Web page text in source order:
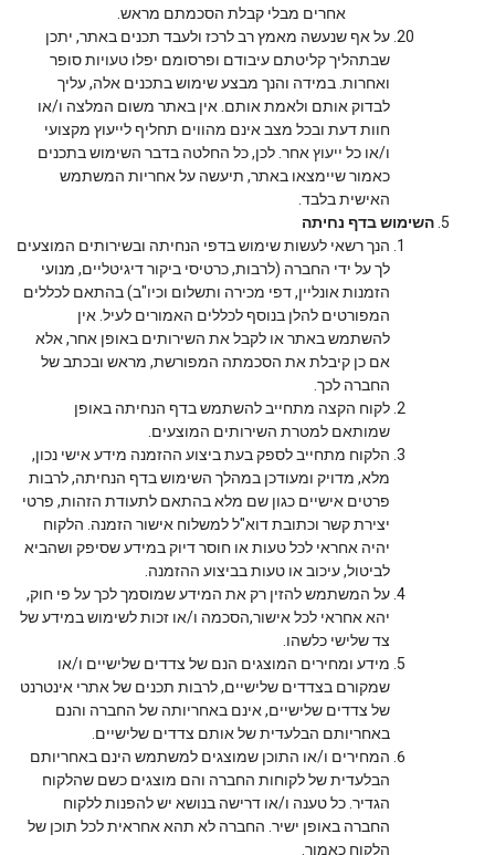
אחרים מבלי קבלת הסכמתם מראש.
על אף שנעשה מאמץ רב לרכז ולעבד תכנים באתר, יתכן
שבתהליך קליטתם עיבודם ופרסומם יפלו טעויות סופר
ואחרות. במידה והנך מבצע שימוש בתכנים אלה, עליך
לבדוק אותם ולאמת אותם. אין באתר משום המלצה ו/או
חוות דעת ובכל מצב אינם מהווים תחליף לייעוץ מקצועי
ו/או כל ייעוץ אחר. לכן, כל החלטה בדבר השימוש בתכנים
כאמור שיימצאו באתר, תיעשה על אחריות המשתמש
האישית בלבד.
השימוש בדף נחיתה
הנך רשאי לעשות שימוש בדפי הנחיתה ובשירותים המוצעים
לך על ידי החברה (לרבות, כרטיסי ביקור דיגיטליים, מנועי
הזמנות אונליין, דפי מכירה ותשלום וכיו"ב) בהתאם לכללים
המפורטים להלן בנוסף לכללים האמורים לעיל. אין
להשתמש באתר או לקבל את השירותים באופן אחר, אלא
אם כן קיבלת את הסכמתה המפורשת, מראש ובכתב של
החברה לכך.
לקוח הקצה מתחייב להשתמש בדף הנחיתה באופן
שמותאם למטרת השירותים המוצעים.
הלקוח מתחייב לספק בעת ביצוע ההזמנה מידע אישי נכון,
מלא, מדויק ומעודכן במהלך השימוש בדף הנחיתה, לרבות
פרטים אישיים כגון שם מלא בהתאם לתעודת הזהות, פרטי
יצירת קשר וכתובת דוא"ל למשלוח אישור הזמנה. הלקוח
יהיה אחראי לכל טעות או חוסר דיוק במידע שסיפק ושהביא
לביטול, עיכוב או טעות בביצוע ההזמנה.
על המשתמש להזין רק את המידע שמוסמך לכך על פי חוק,
יהא אחראי לכל אישור,הסכמה ו/או זכות לשימוש במידע של
צד שלישי כלשהו.
מידע ומחירים המוצגים הנם של צדדים שלישיים ו/או
שמקורם בצדדים שלישיים, לרבות תכנים של אתרי אינטרנט
של צדדים שלישיים, אינם באחריותה של החברה והנם
באחריותם הבלעדית של אותם צדדים שלישיים.
המחירים ו/או התוכן שמוצגים למשתמש הינם באחריותם
הבלעדית של לקוחות החברה והם מוצגים כשם שהלקוח
הגדיר. כל טענה ו/או דרישה בנושא יש להפנות ללקוח
החברה באופן ישיר. החברה לא תהא אחראית לכל תוכן של
הלקוח כאמור.